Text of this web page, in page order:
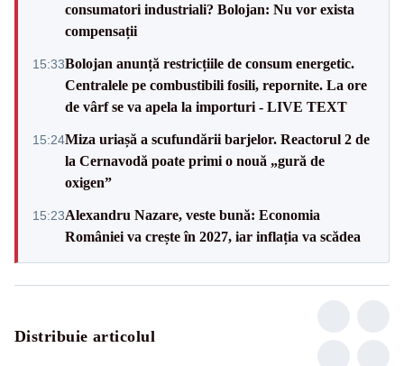
consumatori industriali? Bolojan: Nu vor exista
compensații
15:33Bolojan anunță restricțiile de consum energetic.
Centralele pe combustibili fosili, repornite. La ore
de vârf se va apela la importuri - LIVE TEXT
15:24Miza uriașă a scufundării barjelor. Reactorul 2 de
la Cernavodă poate primi o nouă „gură de
oxigen”
15:23Alexandru Nazare, veste bună: Economia
României va crește în 2027, iar inflația va scădea
Distribuie articolul